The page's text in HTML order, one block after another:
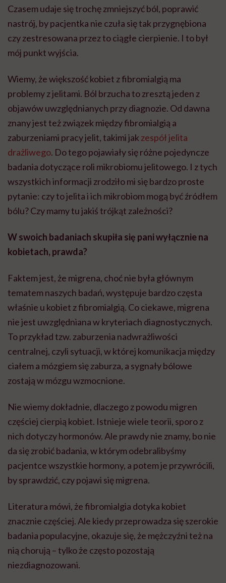
Czasem udaje się trochę zmniejszyć ból, poprawić
nastrój, by pacjentka nie czuła się tak przygnębiona
czy zestresowana przez to ciągłe cierpienie. I to był
mój punkt wyjścia.
Wiemy, że większość kobiet z fibromialgią ma
problemy z jelitami. Ból brzucha to zresztą jeden z
objawów uwzględnianych przy diagnozie. Od dawna
znany jest też związek między fibromialgią a
zaburzeniami pracy jelit, takimi jak zespół jelita
drażliwego. Do tego pojawiały się różne pojedyncze
badania dotyczące roli mikrobiomu jelitowego. I z tych
wszystkich informacji zrodziło mi się bardzo proste
pytanie: czy to jelita i ich mikrobiom mogą być źródłem
bólu? Czy mamy tu jakiś trójkąt zależności?
W swoich badaniach skupiła się pani wyłącznie na
kobietach, prawda?
Faktem jest, że migrena, choć nie była głównym
tematem naszych badań, występuje bardzo częsta
właśnie u kobiet z fibromialgią. Co ciekawe, migrena
nie jest uwzględniana w kryteriach diagnostycznych.
To przykład tzw. zaburzenia nadwrażliwości
centralnej, czyli sytuacji, w której komunikacja między
ciałem a mózgiem się zaburza, a sygnały bólowe
zostają w mózgu wzmocnione.
Nie wiemy dokładnie, dlaczego z powodu migren
częściej cierpią kobiet. Istnieje wiele teorii, sporo z
nich dotyczy hormonów. Ale prawdy nie znamy, bo nie
da się zrobić badania, w którym odebralibyśmy
pacjentce wszystkie hormony, a potem je przywrócili,
by sprawdzić, czy pojawi się migrena.
Literatura mówi, że fibromialgia dotyka kobiet
znacznie częściej. Ale kiedy przeprowadza się szerokie
badania populacyjne, okazuje się, że mężczyźni też na
nią chorują – tylko że często pozostają
niezdiagnozowani.